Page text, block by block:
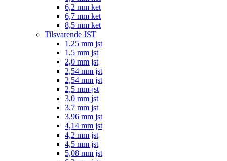
6,2 mm ket
6,7 mm ket
8,5 mm ket
Tilsvarende JST
1,25 mm jst
1,5 mm jst
2,0 mm jst
2,54 mm jst
2,54 mm jst
2,5 mm-jst
3,0 mm jst
3,7 mm jst
3,96 mm jst
4,14 mm jst
4,2 mm jst
4,5 mm jst
5,08 mm jst